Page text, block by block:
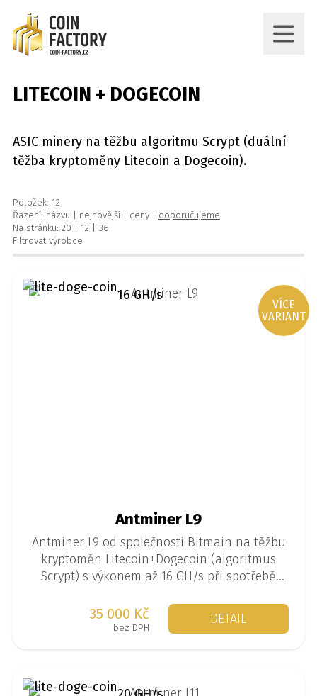
LITECOIN + DOGECOIN
ASIC minery na těžbu algoritmu Scrypt (duální
těžba kryptoměny Litecoin a Dogecoin).
Položek: 12
Řazení: názvu nejnovější ceny
doporučujeme
Na stránku: 20 12
36
Filtrovat výrobce
Antminer L9
Antminer L9 od společnosti Bitmain na těžbu
kryptoměn Litecoin+Dogecoin (algoritmus
Scrypt) s výkonem až 16 GH/s při spotřebě
35 000 Kč
bez DPH
DETAIL
VÍCE
VARIANT
16 GH/s